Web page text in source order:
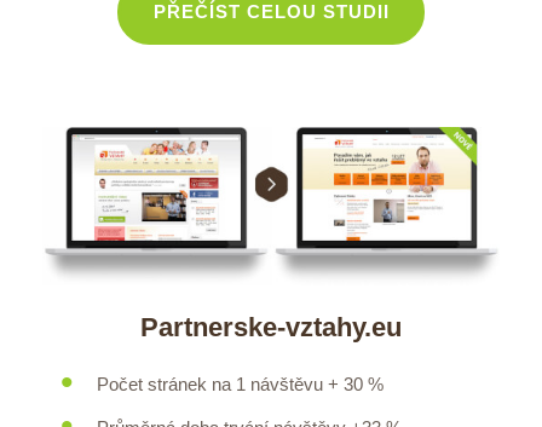
PŘEČÍST CELOU STUDII
Partnerske-vztahy.eu
Počet stránek na 1 návštěvu + 30 %